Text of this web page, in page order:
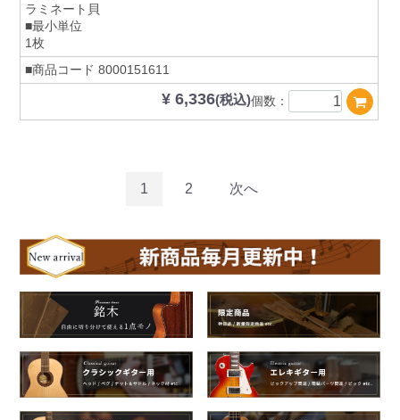
ラミネート貝
■最小単位
1枚
■商品コード 8000151611
¥ 6,336(税込)個数：
1 2 次へ